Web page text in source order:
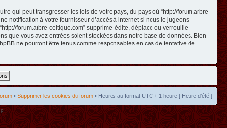
qui peut transgresser les lois de votre pays, du pays où “http://forum.arbre-
notification à votre fournisseur d’accès à internet si nous le jugeons
forum.arbre-celtique.com” supprime, édite, déplace ou verrouille
que vous avez entrées soient stockées dans notre base de données. Bien
ne pourront être tenus comme responsables en cas de tentative de
• Supprimer les cookies du forum • Heures au format UTC + 1 heure [ Heure d’été ]